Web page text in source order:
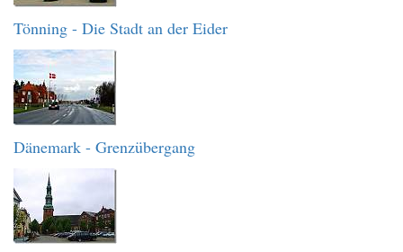
Tönning - Die Stadt an der Eider
Dänemark - Grenzübergang